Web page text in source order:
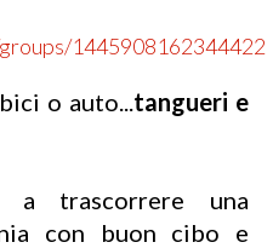
1445908162344422
o auto...tangueri e
trascorrere una
con buon cibo e